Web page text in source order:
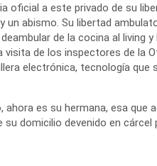
oficial a este privado de su
un abismo. Su libertad
de la cocina al living
de los inspectores de la
electrónica, tecnología que
es su hermana, esa que
domicilio devenido en cárcel